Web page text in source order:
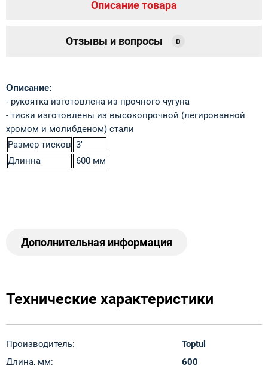
Описание товара
Отзывы и вопросы 0
Описание:
- рукоятка изготовлена из прочного чугуна
- тиски изготовлены из высокопрочной (легированной
хромом и молибденом) стали
Размер тисков 3"
Длинна
600 мм
Дополнительная информация
Технические характеристики
Производитель:
Toptul
Длина, мм:
600